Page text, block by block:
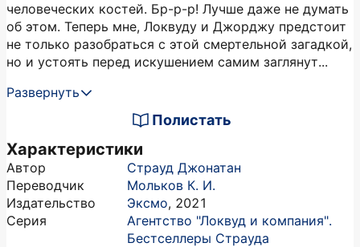
человеческих костей. Бр-р-р! Лучше даже не думать
об этом. Теперь мне, Локвуду и Джорджу предстоит
не только разобраться с этой смертельной загадкой,
но и устоять перед искушением самим заглянут...
Развернуть
Полистать
Характеристики
Автор
Страуд Джонатан
Переводчик
Мольков К. И.
Издательство
Эксмо, 2021
Серия
Агентство "Локвуд и компания".
Бестселлеры Страуда